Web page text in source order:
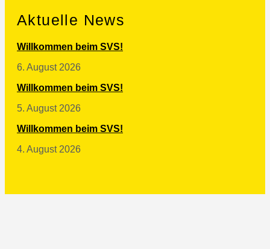
Aktuelle News
Willkommen beim SVS!
6. August 2026
Willkommen beim SVS!
5. August 2026
Willkommen beim SVS!
4. August 2026